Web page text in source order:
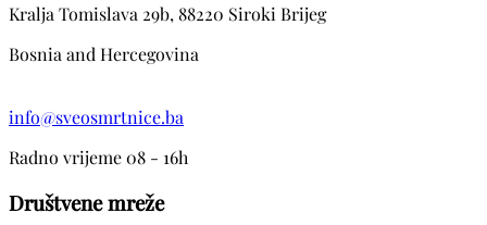
Kralja Tomislava 29b, 88220 Siroki Brijeg
Bosnia and Hercegovina
info@sveosmrtnice.ba
Radno vrijeme 08 - 16h
Društvene mreže